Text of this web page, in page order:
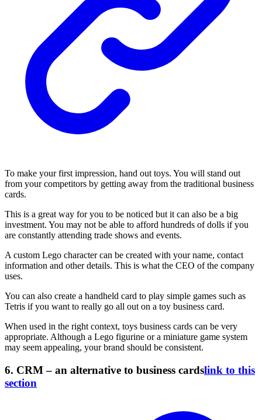
To make your first impression, hand out toys. You will stand out
from your competitors by getting away from the traditional business
cards.
This is a great way for you to be noticed but it can also be a big
investment. You may not be able to afford hundreds of dolls if you
are constantly attending trade shows and events.
A custom Lego character can be created with your name, contact
information and other details. This is what the CEO of the company
uses.
You can also create a handheld card to play simple games such as
Tetris if you want to really go all out on a toy business card.
When used in the right context, toys business cards can be very
appropriate. Although a Lego figurine or a miniature game system
may seem appealing, your brand should be consistent.
6. CRM – an alternative to business cardslink to this
section